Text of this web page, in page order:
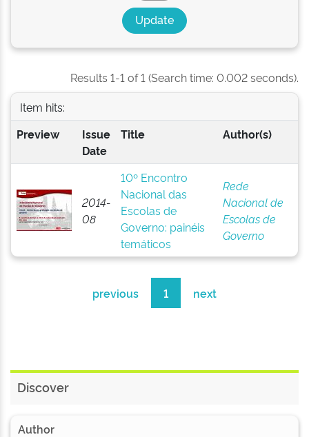
Results 1-1 of 1 (Search time: 0.002 seconds).
Item hits:
Preview
Issue
Date
Title Author(s)
2014-
08
10º Encontro
Nacional das
Escolas de
Governo: painéis
temáticos
Rede
Nacional de
Escolas de
Governo
previous 1 next
Discover
Author